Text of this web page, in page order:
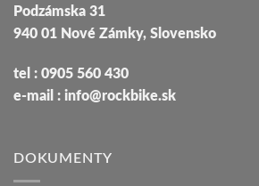
Podzámska 31
940 01 Nové Zámky, Slovensko
tel : 0905 560 430
e-mail : info@rockbike.sk
DOKUMENTY